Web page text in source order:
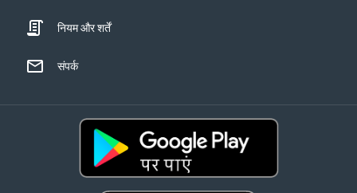
नियम और शर्तें
संपर्क